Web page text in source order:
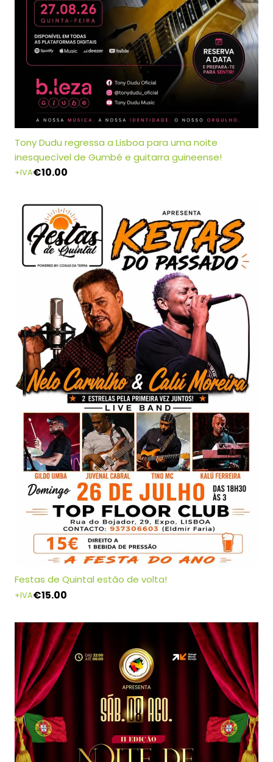
Tony Dudu regressa a Lisboa para uma noite
inesquecível de Gumbé e guitarra guineense!
€10.00
+IVA
Festas de Quintal estão de volta!
€15.00
+IVA